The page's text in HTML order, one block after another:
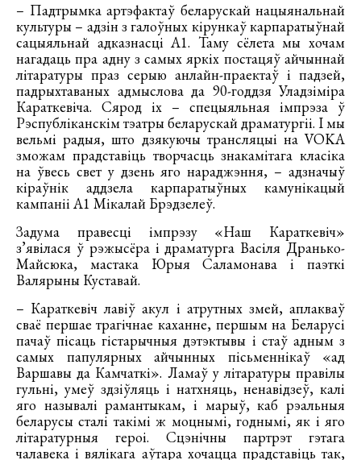
– Падтрымка артэфактаў беларускай нацыянальнай
культуры – адзін з галоўных кірункаў карпаратыўнай
сацыяльнай адказнасці А1. Таму сёлета мы хочам
нагадаць пра адну з самых яркіх постацяў айчыннай
літаратуры праз серыю анлайн-праектаў і падзей,
падрыхтаваных адмыслова да 90-годдзя Уладзіміра
Караткевіча. Сярод іх – спецыяльная імпрэза ў
Рэспубліканскім тэатры беларускай драматургіі. І мы
вельмі радыя, што дзякуючы трансляцыі на VOKA
зможам прадставіць творчасць знакамітага класіка
на ўвесь свет у дзень яго нараджэння, – адзначыў
кіраўнік аддзела карпаратыўных камунікацый
кампаніі А1 Мікалай Брэдзелеў.
Задума правесці імпрэзу «Наш Караткевіч»
з’явілася ў рэжысёра і драматурга Васіля Дранько-
Майсюка, мастака Юрыя Саламонава і паэткі
Валярыны Куставай.
– Караткевіч лавіў акул і атрутных змей, аплакваў
сваё першае трагічнае каханне, першым на Беларусі
пачаў пісаць гістарычныя дэтэктывы і стаў адным з
самых папулярных айчынных пісьменнікаў «ад
Варшавы да Камчаткі». Ламаў у літаратуры правілы
гульні, умеў здзіўляць і натхняць, ненавідзеў, калі
яго называлі рамантыкам, і марыў, каб рэальныя
беларусы сталі такімі ж моцнымі, годнымі, як і яго
літаратурныя героі. Сцэнічны партрэт гэтага
чалавека і вялікага аўтара хочацца прадставіць так,